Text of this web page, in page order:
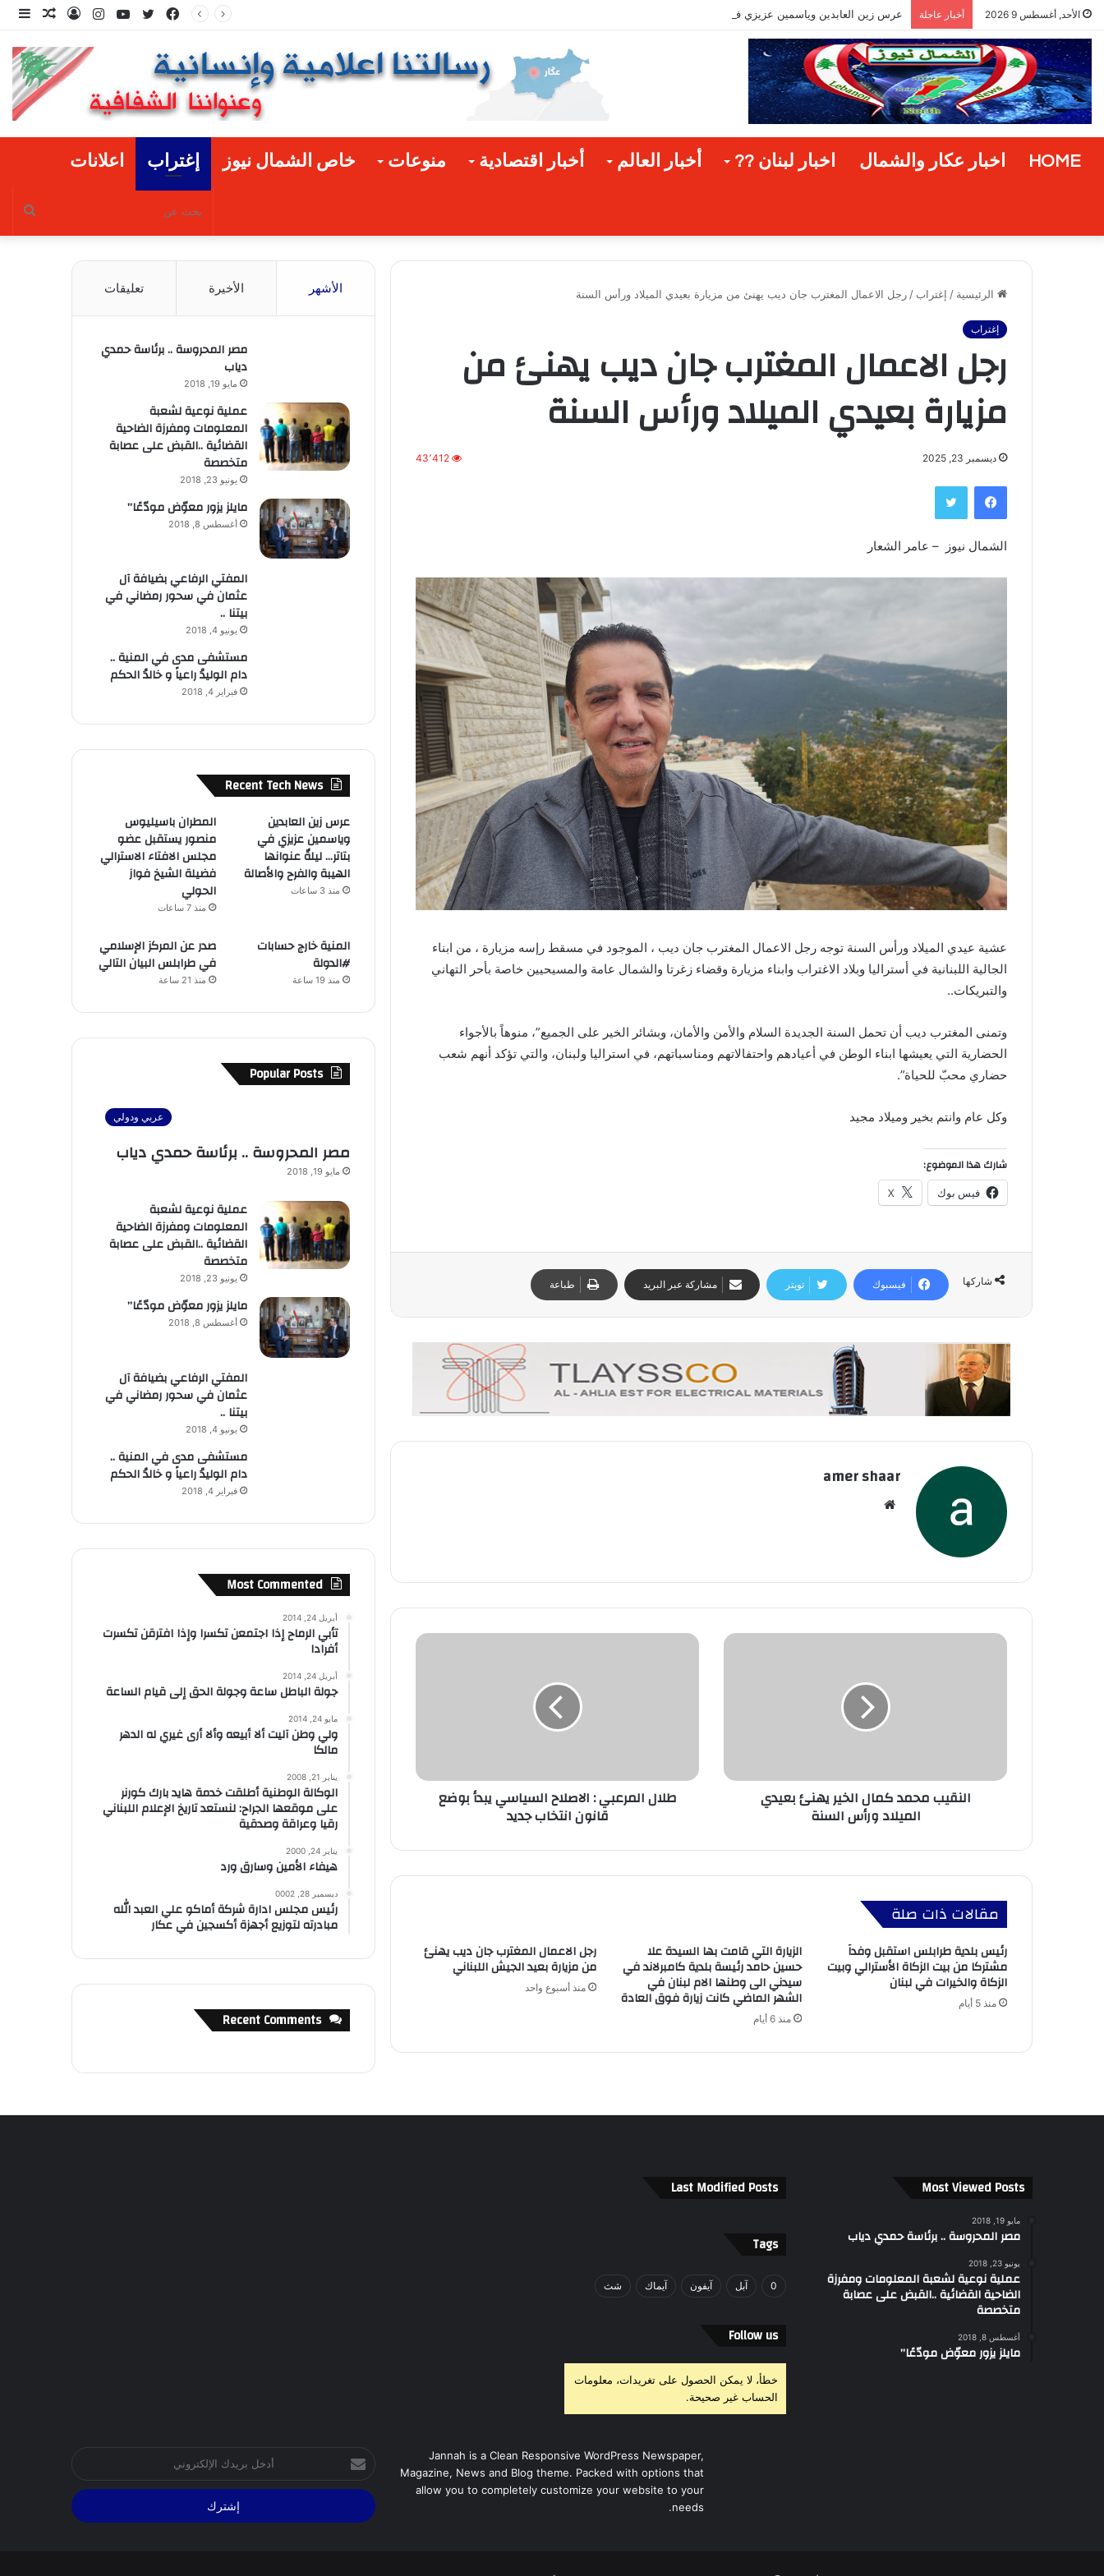
الأحد, أغسطس 9 2026 أخبار عاجلة عرس زين العابدين وياسمين عزيزي في بتاتر… ليلةٌ عنوانها الهيبة والفرح والأصالة
مقالتسجيل
انستقراميوتيوبتويتر
فيسبوك
HOME اخبار عكار والشمال اخبار لبنان ?? أخبار العالم أخبار اقتصادية منوعات خاص الشمال نيوز إغتراب اعلانات
بحث
الرئيسية / إغتراب / رجل الاعمال المغترب جان ديب يهنئ من مزيارة بعيدي الميلاد ورأس السنة
إغتراب
رجل الاعمال المغترب جان ديب يهنئ من
مزيارة بعيدي الميلاد ورأس السنة
ديسمبر 23, 2025 43٬412
فيسبوك تويتر
الشمال نيوز – عامر الشعار
عشية عيدي الميلاد ورأس السنة توجه رجل الاعمال المغترب جان ديب ، الموجود في مسقط رإسه مزيارة ، من ابناء
الجالية اللبنانية في أستراليا وبلاد الاغتراب وابناء مزيارة وقضاء زغرتا والشمال عامة والمسيحيين خاصة بأحر التهاني
والتبريكات..
وتمنى المغترب ديب أن تحمل السنة الجديدة السلام والأمن والأمان، وبشائر الخير على الجميع”، منوهاً بالأجواء
الحضارية التي يعيشها ابناء الوطن في أعيادهم واحتفالاتهم ومناسباتهم، في استراليا ولبنان، والتي تؤكد أنهم شعب
حضاري محبّ للحياة”.
وكل عام وانتم بخير وميلاد مجيد
شارك هذا الموضوع:
فيس بوك X
شاركها فيسبوك تويتر مشاركة عبر البريد طباعة
amer shaar
النقيب محمد كمال الخير يهنئ بعيدي
الميلاد ورأس السنة
طلال المرعبي : الاصلاح السياسي يبدأ بوضع
قانون انتخاب جديد
مقالات ذات صلة
رئيس بلدية طرابلس استقبل وفداً
مشتركا من بيت الزكاة الأسترالي وبيت
الزكاة والخيرات في لبنان
منذ 5 أيام
الزيارة التي قامت بها السيدة علا
حسين حامد رئيسة بلدية كامبرلاند في
سيدني الى وطنها الام لبنان في
الشهر الماضي كانت زيارة فوق العادة
منذ 6 أيام
رجل الاعمال المغترب جان ديب يهنئ
من مزيارة بعيد الجيش اللبناني
منذ أسبوع واحد
الأشهر الأخيرة تعليقات
مصر المحروسة .. برئاسة حمدي
دياب
مايو 19, 2018
عملية نوعية لشعبة
المعلومات ومفرزة الضاحية
القضائية ..القبض على عصابة
متخصصة
يونيو 23, 2018
مايلز يزور معوّض مودّعًا”
أغسطس 8, 2018
المفتي الرفاعي بضيافة آل
عثمان في سحور رمضاني في
بيتنا ..
يونيو 4, 2018
مستشفى مدى في المنية ..
دام الوليدُ راعياً و خالدُ الحكم
فبراير 4, 2018
Recent Tech News
عرس زين العابدين
وياسمين عزيزي في
بتاتر… ليلةٌ عنوانها
الهيبة والفرح والأصالة
منذ 3 ساعات
المطران باسيليوس
منصور يستقبل عضو
مجلس الافتاء الاسترالي
فضيلة الشيخ فواز
الحولي
منذ 7 ساعات
المنية خارج حسابات
#الدولة
منذ 19 ساعة
صدر عن المركز الإسلامي
في طرابلس البيان التالي
منذ 21 ساعة
Popular Posts
عربي ودولي
مصر المحروسة .. برئاسة حمدي دياب
مايو 19, 2018
عملية نوعية لشعبة
المعلومات ومفرزة الضاحية
القضائية ..القبض على عصابة
متخصصة
يونيو 23, 2018
مايلز يزور معوّض مودّعًا”
أغسطس 8, 2018
المفتي الرفاعي بضيافة آل
عثمان في سحور رمضاني في
بيتنا ..
يونيو 4, 2018
مستشفى مدى في المنية ..
دام الوليدُ راعياً و خالدُ الحكم
فبراير 4, 2018
Most Commented
أبريل 24, 2014
تأبي الرماح إذا اجتمعن تكسرا وإذا افترقن تكسرت
أفرادا
أبريل 24, 2014
جولة الباطل ساعة وجولة الحق إلى قيام الساعة
مايو 24, 2014
ولي وطن آليت ألا أبيعه وألا أرى غيري له الدهر
مالكا
يناير 21, 2008
الوكالة الوطنية أطلقت خدمة هايد بارك كورنر
على موقعها الجراح: لنستعد تاريخ الإعلام اللبناني
رقيا وعراقة وصدقية
يناير 24, 2000
هيفاء الأمين وسارق ورد
ديسمبر 28, 0002
رئيس مجلس ادارة شركة أماكو علي العبد الله
مبادرته لتوزيع أجهزة أكسجين في عكار
Recent Comments
Most Viewed Posts
مايو 19, 2018
مصر المحروسة .. برئاسة حمدي دياب
يونيو 23, 2018
عملية نوعية لشعبة المعلومات ومفرزة
الضاحية القضائية ..القبض على عصابة
متخصصة
أغسطس 8, 2018
مايلز يزور معوّض مودّعًا”
Last Modified Posts
Tags
0 آبل آيفون آيماك شث
Follow us
خطأ، لا يمكن الحصول على تغريدات، معلومات
الحساب غير صحيحة.
Jannah is a Clean Responsive WordPress Newspaper,
Magazine, News and Blog theme. Packed with options that
allow you to completely customize your website to your
needs.
بريدك
الإلكتروني